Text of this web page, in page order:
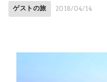
ゲストの旅 2018/04/14